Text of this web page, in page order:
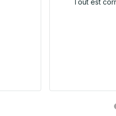
Tout est